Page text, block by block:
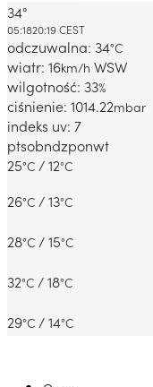
Dabrowa Gornicza, PL
34°
05:1820:19 CEST
odczuwalna: 34°C
wiatr: 16km/h WSW
wilgotność: 33%
ciśnienie: 1014.22mbar
indeks uv: 7
ptsobndzponwt
25°C / 12°C
26°C / 13°C
28°C / 15°C
32°C / 18°C
29°C / 14°C